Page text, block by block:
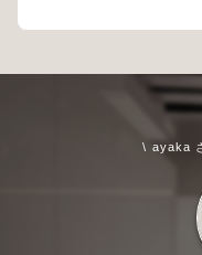
\ ayaka